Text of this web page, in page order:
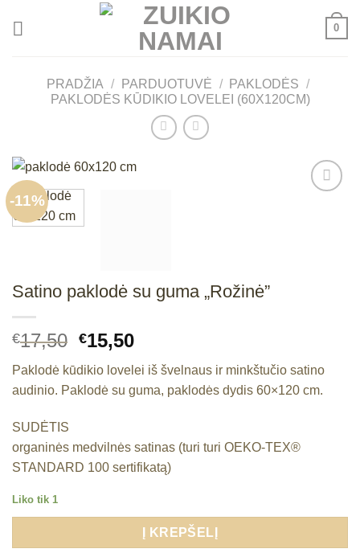
0
PRADŽIA / PARDUOTUVĖ / PAKLODĖS /
PAKLODĖS KŪDIKIO LOVELEI (60X120CM)
-11%
Satino paklodė su guma „Rožinė”
€17,50 Original
was:
€17,50.
€15,50Current
price
is:
€15,50.
Paklodė kūdikio lovelei iš švelnaus ir minkštučio satino
audinio. Paklodė su guma, paklodės dydis 60×120 cm.
SUDĖTIS
organinės medvilnės satinas (turi turi OEKO-TEX®
STANDARD 100 sertifikatą)
Liko tik 1
Į KREPŠELĮ